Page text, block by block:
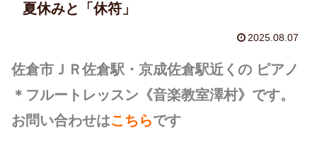
夏休みと「休符」
2025.08.07
佐倉市ＪＲ佐倉駅・京成佐倉駅近くの ピアノ
＊フルートレッスン 《音楽教室澤村》です。
お問い合わせはこちらです